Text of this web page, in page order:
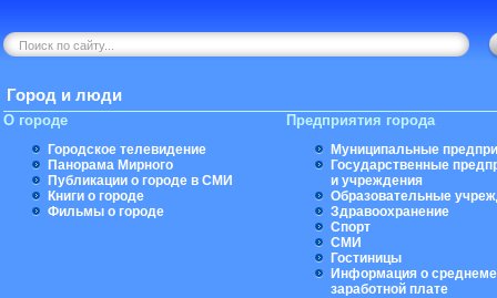
Город и люди
О городе
Городское телевидение
Панорама Мирного
Публикации о городе в СМИ
Книги о городе
Фильмы о городе
Предприятия города
Муниципальные
Государственные
и учреждения
Образовательные
Здравоохранение
Спорт
СМИ
Гостиницы
Информация о
заработной плате